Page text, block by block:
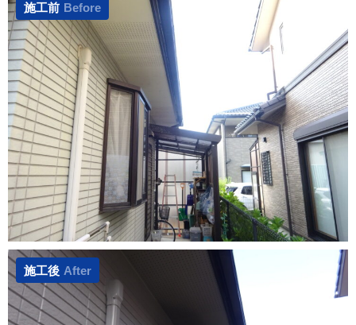
施工前 Before
施工後 After